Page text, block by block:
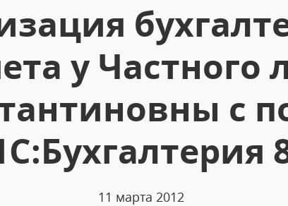
у Частного
с
11 марта 2012